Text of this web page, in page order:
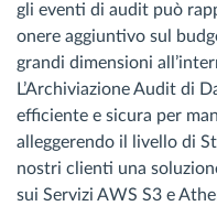
gli eventi di audit può
onere aggiuntivo sul
grandi dimensioni
L’Archiviazione Audit di
efficiente e sicura per
alleggerendo il livello di
nostri clienti una
sui Servizi AWS S3 e